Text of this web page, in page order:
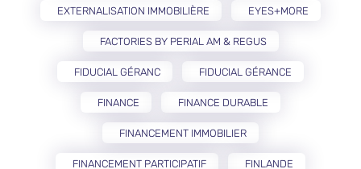
EXTERNALISATION IMMOBILIÈRE EYES+MORE
FACTORIES BY PERIAL AM & REGUS
FIDUCIAL GÉRANC FIDUCIAL GÉRANCE
FINANCE FINANCE DURABLE
FINANCEMENT IMMOBILIER
FINANCEMENT PARTICIPATIF FINLANDE